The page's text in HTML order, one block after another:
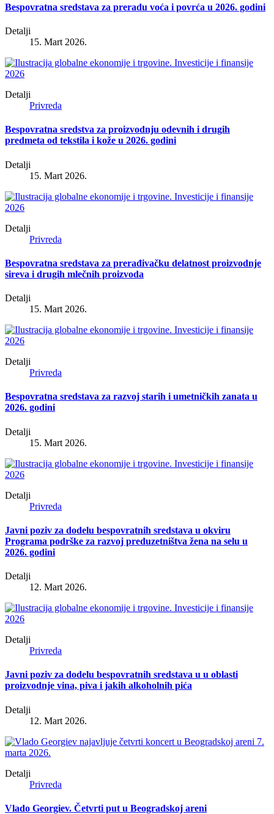
Bespovratna sredstava za preradu voća i povrća u 2026. godini
Detalji
15. Mart 2026.
Detalji
Privreda
Bespovratna sredstva za proizvodnju odevnih i drugih
predmeta od tekstila i kože u 2026. godini
Detalji
15. Mart 2026.
Detalji
Privreda
Bespovratna sredstava za prerađivačku delatnost proizvodnje
sireva i drugih mlečnih proizvoda
Detalji
15. Mart 2026.
Detalji
Privreda
Bespovratna sredstava za razvoj starih i umetničkih zanata u
2026. godini
Detalji
15. Mart 2026.
Detalji
Privreda
Javni poziv za dodelu bespovratnih sredstava u okviru
Programa podrške za razvoj preduzetništva žena na selu u
2026. godini
Detalji
12. Mart 2026.
Detalji
Privreda
Javni poziv za dodelu bespovratnih sredstava u u oblasti
proizvodnje vina, piva i jakih alkoholnih pića
Detalji
12. Mart 2026.
Detalji
Privreda
Vlado Georgiev. Četvrti put u Beogradskoj areni